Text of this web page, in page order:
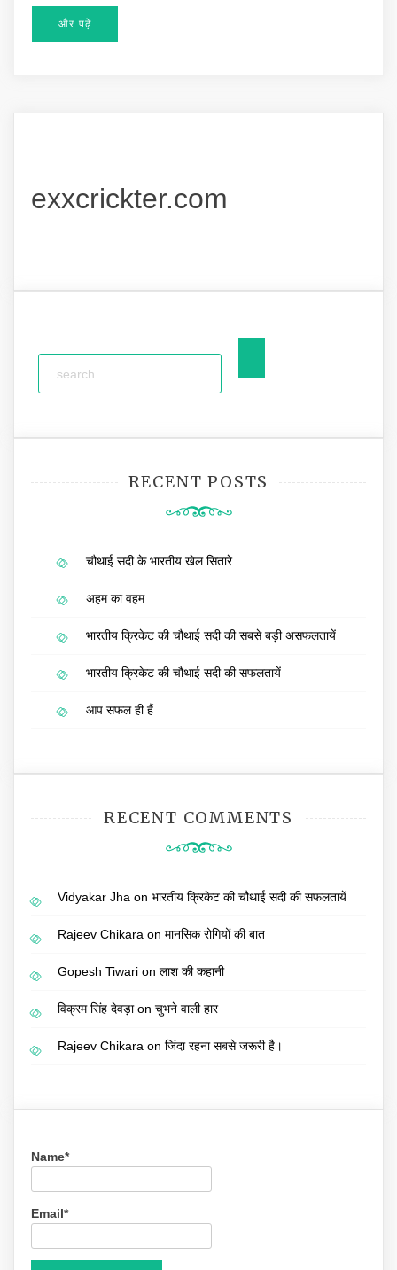
और पढ़ें
exxcrickter.com
RECENT POSTS
चौथाई सदी के भारतीय खेल सितारे
अहम का वहम
भारतीय क्रिकेट की चौथाई सदी की सबसे बड़ी असफलतायें
भारतीय क्रिकेट की चौथाई सदी की सफलतायें
आप सफल ही हैं
RECENT COMMENTS
Vidyakar Jha on भारतीय क्रिकेट की चौथाई सदी की सफलतायें
Rajeev Chikara on मानसिक रोगियों की बात
Gopesh Tiwari on लाश की कहानी
विक्रम सिंह देवड़ाon चुभने वाली हार
Rajeev Chikara on जिंदा रहना सबसे जरूरी है।
Name*
Email*